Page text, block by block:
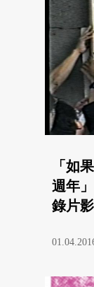
「如
週年
錄片